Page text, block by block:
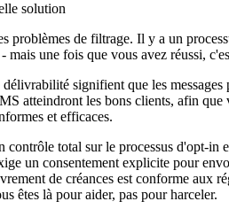
solution
problèmes de filtrage. Il y a un
une fois que vous avez réussi,
signifient que les
atteindront les bons clients, afin que
et efficaces.
contrôle total sur le processus d'opt-
un consentement explicite pour
de créances est conforme aux
êtes là pour aider, pas pour harceler.